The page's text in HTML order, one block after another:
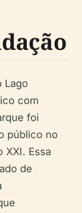
Lago
com
foi
público no
XXI. Essa
de